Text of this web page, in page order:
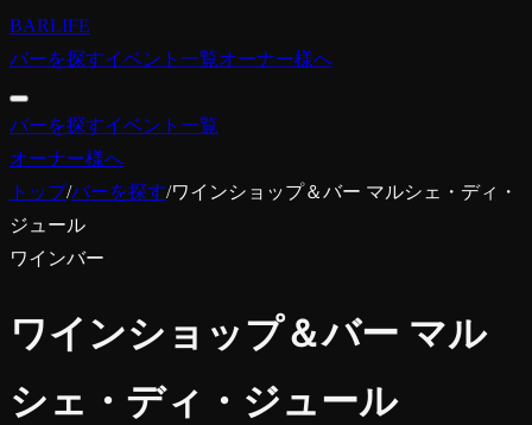
BARLIFE
バーを探すイベント一覧オーナー様へ
バーを探すイベント一覧
オーナー様へ
トップ/バーを探す/ワインショップ＆バー マルシェ・ディ・
ジュール
ワインバー
ワインショップ＆バー マル
シェ・ディ・ジュール